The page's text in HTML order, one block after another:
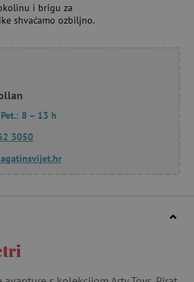
i brigu za
shvaćamo ozbiljno.
8 – 13 h
3050